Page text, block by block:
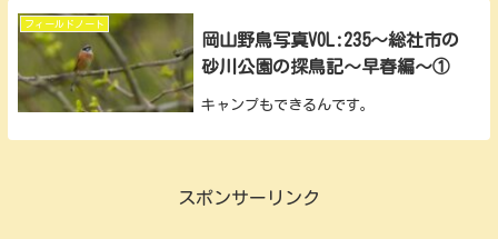
フィールドノート
岡山野鳥写真VOL:235～総社市の
砂川公園の探鳥記～早春編～①
キャンプもできるんです。
スポンサーリンク